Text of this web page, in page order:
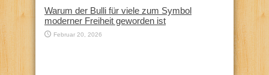
Warum der Bulli für viele zum Symbol
moderner Freiheit geworden ist
Februar 20, 2026